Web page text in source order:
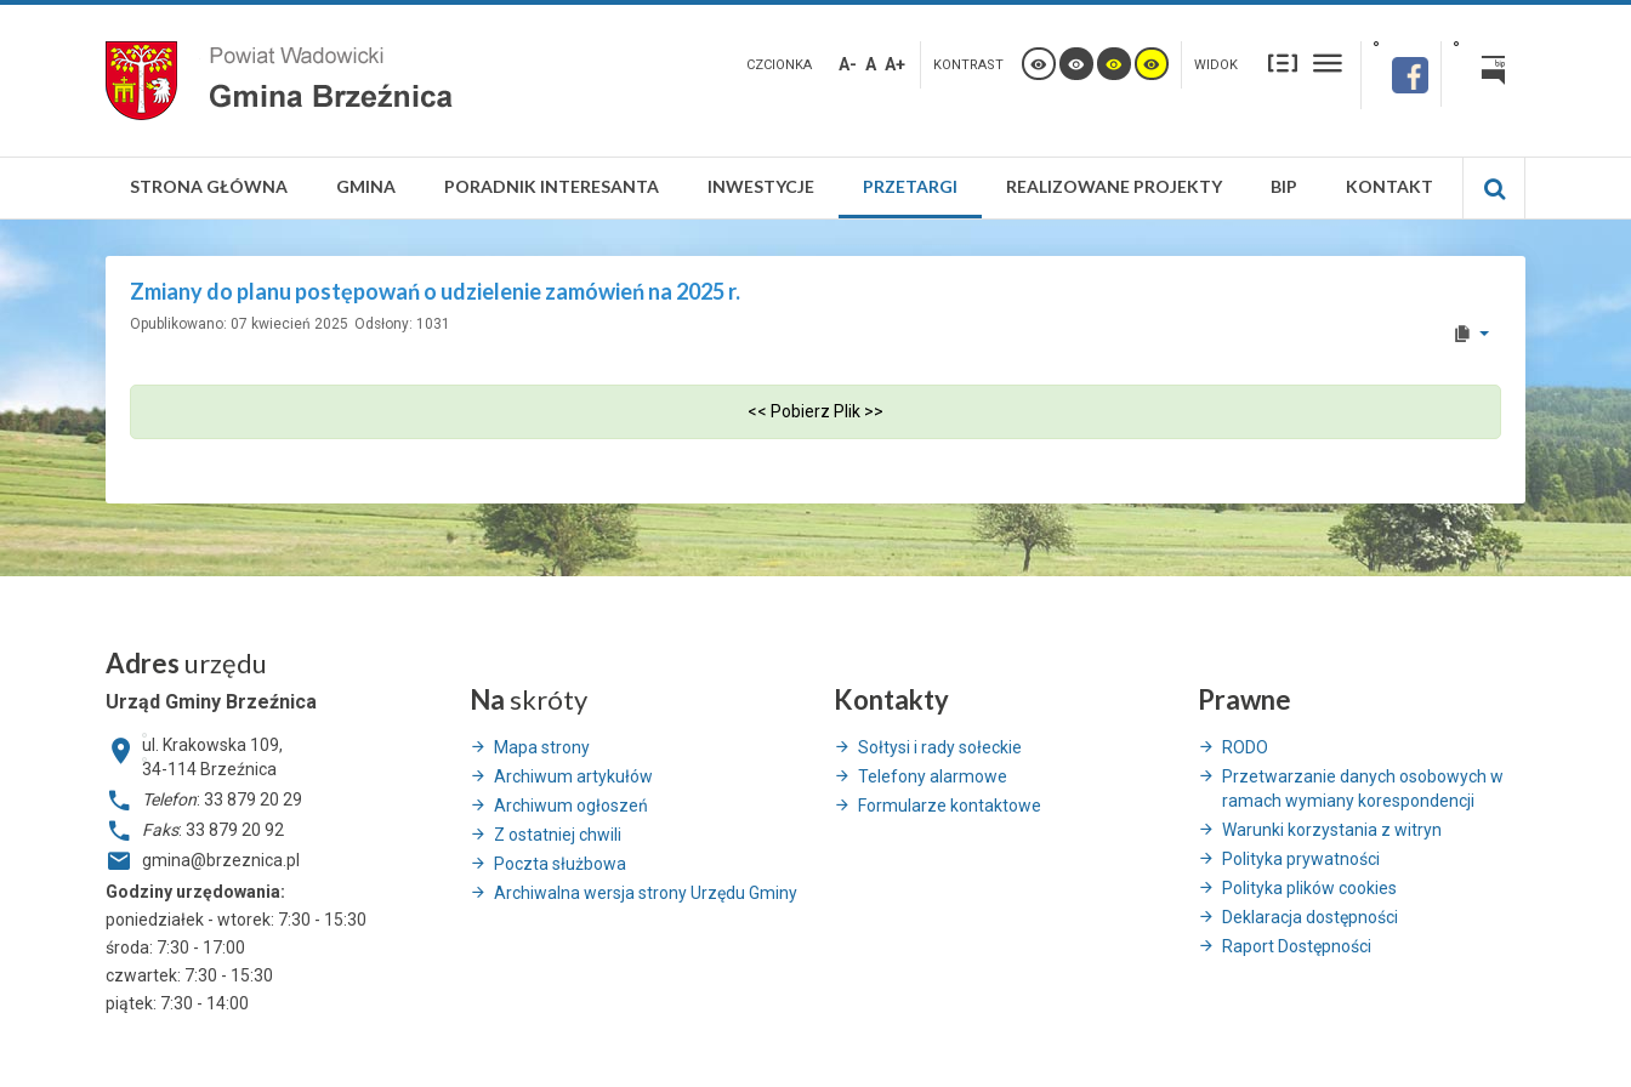
CZCIONKA A- A A+ KONTRAST WIDOK
STRONA GŁÓWNA GMINA PORADNIK INTERESANTA INWESTYCJE PRZETARGI REALIZOWANE PROJEKTY BIP KONTAKT
Zmiany do planu postępowań o udzielenie zamówień na 2025 r.
Opublikowano: 07 kwiecień 2025 Odsłony: 1031
<< Pobierz Plik >>
Adres urzędu
Urząd Gminy Brzeźnica
ul. Krakowska 109,
34-114 Brzeźnica
Telefon: 33 879 20 29
Faks: 33 879 20 92
gmina@brzeznica.pl
Godziny urzędowania:
poniedziałek - wtorek: 7:30 - 15:30
środa: 7:30 - 17:00
czwartek: 7:30 - 15:30
piątek: 7:30 - 14:00
Na skróty
Mapa strony
Archiwum artykułów
Archiwum ogłoszeń
Z ostatniej chwili
Poczta służbowa
Archiwalna wersja strony Urzędu Gminy
Kontakty
Sołtysi i rady sołeckie
Telefony alarmowe
Formularze kontaktowe
Prawne
RODO
Przetwarzanie danych osobowych w
ramach wymiany korespondencji
Warunki korzystania z witryn
Polityka prywatności
Polityka plików cookies
Deklaracja dostępności
Raport Dostępności